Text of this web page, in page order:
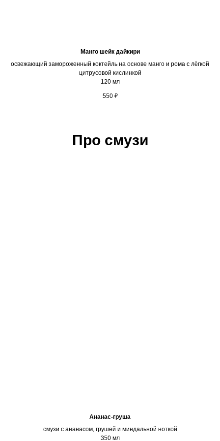
Манго шейк дайкири
освежающий замороженный коктейль на основе манго и рома с лёгкой
цитрусовой кислинкой
120 мл
550 ₽
Про смузи
Ананас-груша
смузи с ананасом, грушей и миндальной ноткой
350 мл